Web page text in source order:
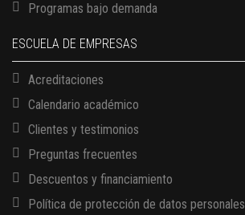
Programas bajo demanda
ESCUELA DE EMPRESAS
Acreditaciones
Calendario académico
Clientes y testimonios
Preguntas frecuentes
Descuentos y financiamiento
Política de protección de datos personales